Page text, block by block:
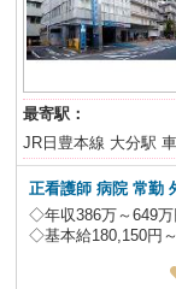
最寄駅：
JR日豊本線 大分駅
正看護師 病院 常勤
◇年収386万～649万
◇基本給180,150円～